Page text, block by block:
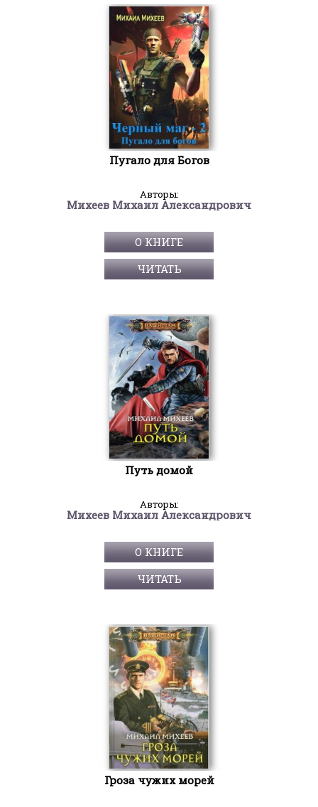
Пугало для Богов
Авторы:
Михеев Михаил Александрович
О КНИГЕ
ЧИТАТЬ
Путь домой
Авторы:
Михеев Михаил Александрович
О КНИГЕ
ЧИТАТЬ
Гроза чужих морей